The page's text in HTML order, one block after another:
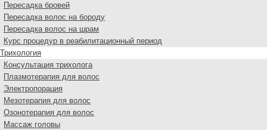
Пересадка бровей
Пересадка волос на бороду
Пересадка волос на шрам
Курс процедур в реабилитационный период
Трихология
Консультация трихолога
Плазмотерапия для волос
Электропорация
Мезотерапия для волос
Озонотерапия для волос
Массаж головы